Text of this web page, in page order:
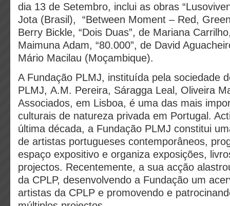
dia 13 de Setembro, inclui as obras
Jota (Brasil), “Between Moment – Red,
Berry Bickle, “Dois Duas”, de Mariana
Maimuna Adam, “80.000”, de David
Mário Macilau (Moçambique).
A Fundação PLMJ, instituída pela sociedade
PLMJ, A.M. Pereira, Sáragga Leal, Oliveira
Associados, em Lisboa, é uma das mais
culturais de natureza privada em Portugal.
última década, a Fundação PLMJ constitui
de artistas portugueses contemporâneos,
espaço expositivo e organiza exposições,
projectos. Recentemente, a sua acção
da CPLP, desenvolvendo a Fundação um
artistas da CPLP e promovendo e